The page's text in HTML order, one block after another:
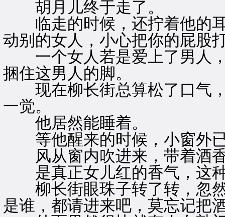
胡月儿终于走了。
临走的时候，还拧着他的耳
动别的女人，小心把你的屁股
一个女人若是爱上了男人，
捆住这男人的脚。
现在柳长街总算松了口气，
一觉。
他居然能睡着。
等他醒来的时候，小窗外已
风从窗内吹进来，带着酒
是真正女儿红的香气，这种
柳长街眼珠子转了转，忽然
是谁，都请进来吧，莫忘记把